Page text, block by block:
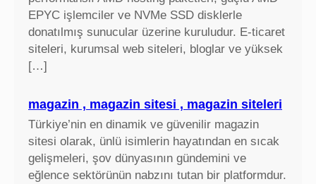
EPYC işlemciler ve NVMe SSD disklerle
donatılmış sunucular üzerine kuruludur. E-ticaret
siteleri, kurumsal web siteleri, bloglar ve yüksek
[…]
magazin , magazin sitesi , magazin siteleri
Türkiye’nin en dinamik ve güvenilir magazin
sitesi olarak, ünlü isimlerin hayatından en sıcak
gelişmeleri, şov dünyasının gündemini ve
eğlence sektörünün nabzını tutan bir platformdur.